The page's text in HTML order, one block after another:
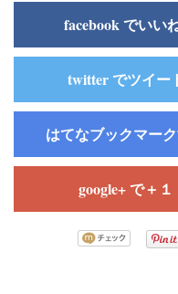
facebook でいい
twitter でツイー
はてなブックマーク
google+ で＋１